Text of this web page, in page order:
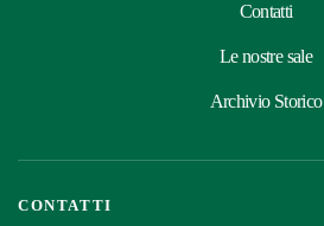
Contatti
Le nostre sale
Archivio Storico
CONTATTI